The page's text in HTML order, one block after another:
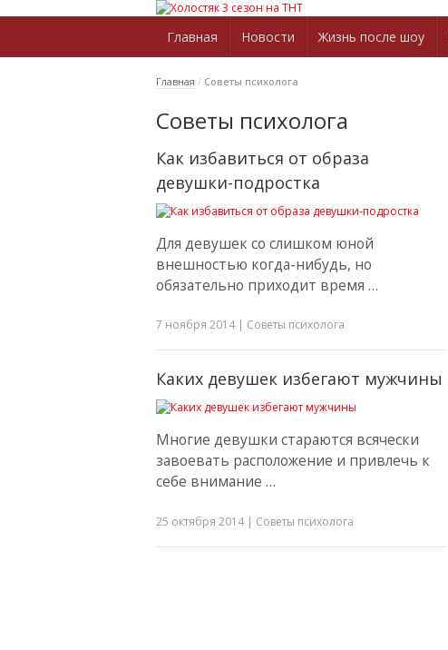
Главная Новости Жизнь после шоу
Главная / Советы психолога
Советы психолога
Как избавиться от образа
девушки-подростка
Для девушек со слишком юной
внешностью когда-нибудь, но
обязательно приходит время …
7 ноября 2014 | Советы психолога
Каких девушек избегают мужчины
Многие девушки стараются всячески
завоевать расположение и привлечь к
себе внимание …
25 октября 2014 | Советы психолога